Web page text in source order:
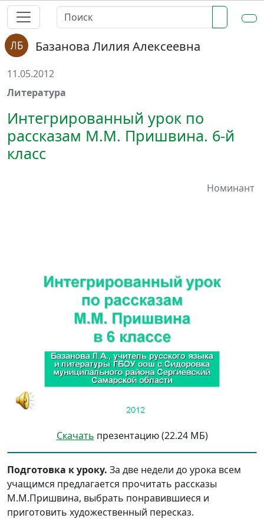
Базанова Лилия Алексеевна
11.05.2012
Литература
Интегрированный урок по
рассказам М.М. Пришвина. 6-й
класс
Номинант
Скачать презентацию (22.24 МБ)
Подготовка к уроку. За две недели до урока всем
учащимся предлагается прочитать рассказы
М.М.Пришвина, выбрать понравившиеся и
приготовить художественный пересказ.